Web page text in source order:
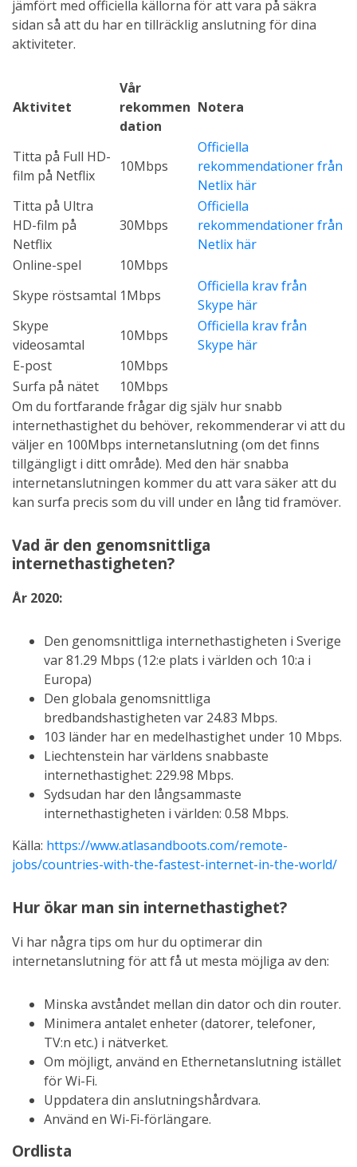
jämfört med officiella källorna för att vara på säkra
sidan så att du har en tillräcklig anslutning för dina
aktiviteter.
Aktivitet
Vår
rekommen
dation
Notera
Titta på Full HD-
film på Netflix
10Mbps
Officiella
rekommendationer från
Netlix här
Titta på Ultra
HD-film på
Netflix
30Mbps
Officiella
rekommendationer från
Netlix här
Online-spel
10Mbps
Skype röstsamtal 1Mbps
Officiella krav från
Skype här
Skype
videosamtal
10Mbps
Officiella krav från
Skype här
E-post
10Mbps
Surfa på nätet
10Mbps
Om du fortfarande frågar dig själv hur snabb
internethastighet du behöver, rekommenderar vi att du
väljer en 100Mbps internetanslutning (om det finns
tillgängligt i ditt område). Med den här snabba
internetanslutningen kommer du att vara säker att du
kan surfa precis som du vill under en lång tid framöver.
Vad är den genomsnittliga
internethastigheten?
År 2020:
Den genomsnittliga internethastigheten i Sverige
var 81.29 Mbps (12:e plats i världen och 10:a i
Europa)
Den globala genomsnittliga
bredbandshastigheten var 24.83 Mbps.
103 länder har en medelhastighet under 10 Mbps.
Liechtenstein har världens snabbaste
internethastighet: 229.98 Mbps.
Sydsudan har den långsammaste
internethastigheten i världen: 0.58 Mbps.
Källa: https://www.atlasandboots.com/remote-
jobs/countries-with-the-fastest-internet-in-the-world/
Hur ökar man sin internethastighet?
Vi har några tips om hur du optimerar din
internetanslutning för att få ut mesta möjliga av den:
Minska avståndet mellan din dator och din router.
Minimera antalet enheter (datorer, telefoner,
TV:n etc.) i nätverket.
Om möjligt, använd en Ethernetanslutning istället
för Wi-Fi.
Uppdatera din anslutningshårdvara.
Använd en Wi-Fi-förlängare.
Ordlista